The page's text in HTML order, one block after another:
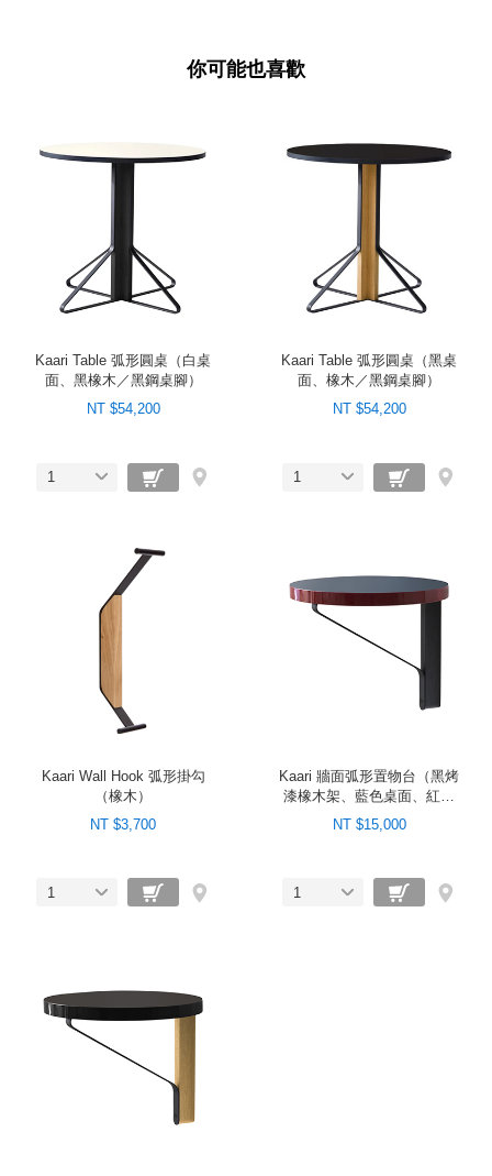
你可能也喜歡
Kaari Table 弧形圓桌（白桌
面、黑橡木／黑鋼桌腳）
NT $54,200
1
Kaari Table 弧形圓桌（黑桌
面、橡木／黑鋼桌腳）
NT $54,200
1
Kaari Wall Hook 弧形掛勾
（橡木）
NT $3,700
1
Kaari 牆面弧形置物台（黑烤
漆橡木架、藍色桌面、紅邊
框）
NT $15,000
1